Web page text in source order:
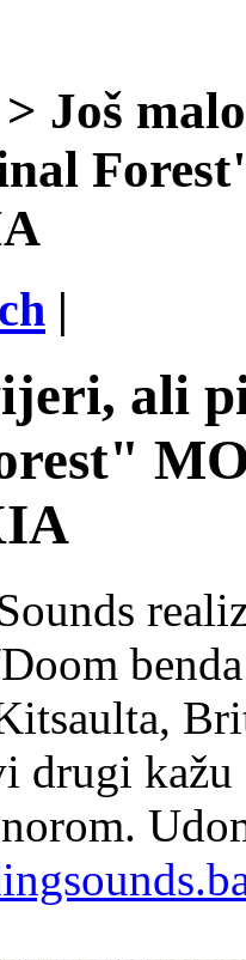
> Još
|
ali
drugi kažu